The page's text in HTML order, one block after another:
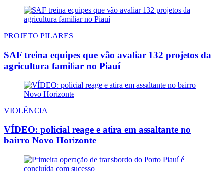
PROJETO PILARES
SAF treina equipes que vão avaliar 132 projetos da
agricultura familiar no Piauí
VIOLÊNCIA
VÍDEO: policial reage e atira em assaltante no
bairro Novo Horizonte